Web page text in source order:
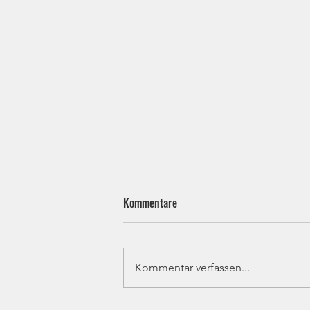
Ju-Jutsu - Bezirksprüfung
Kommentare
Kommentar verfassen...